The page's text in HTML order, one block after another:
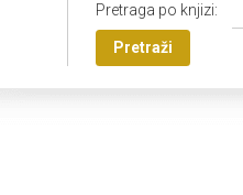
Pretraga po knjizi:
Pretraži